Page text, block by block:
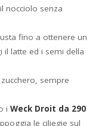
nocciolo senza
fino a ottenere un
il latte ed i semi della
sempre
i Weck Droit da 290
le ciliegie sul